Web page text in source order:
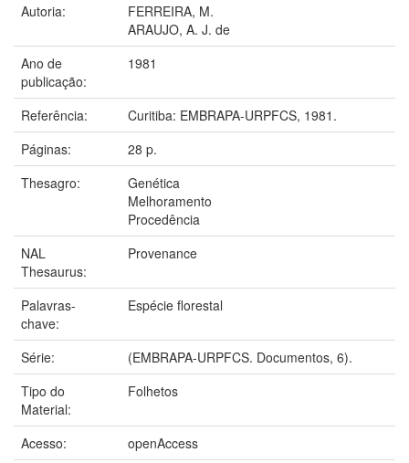
Autoria:
FERREIRA, M.
ARAUJO, A. J. de
Ano de
publicação:
1981
Referência:
Curitiba: EMBRAPA-URPFCS, 1981.
Páginas:
28 p.
Thesagro:
Genética
Melhoramento
Procedência
NAL
Thesaurus:
Provenance
Palavras-
chave:
Espécie florestal
Série:
(EMBRAPA-URPFCS. Documentos, 6).
Tipo do
Material:
Folhetos
Acesso:
openAccess